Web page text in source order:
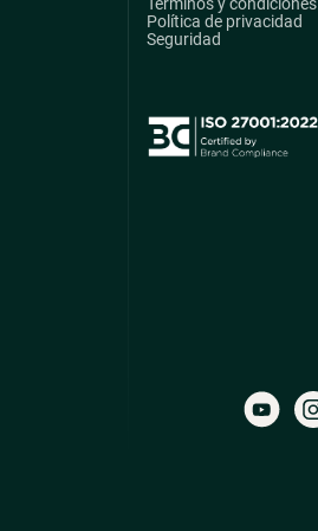
Política de privacidad
Seguridad